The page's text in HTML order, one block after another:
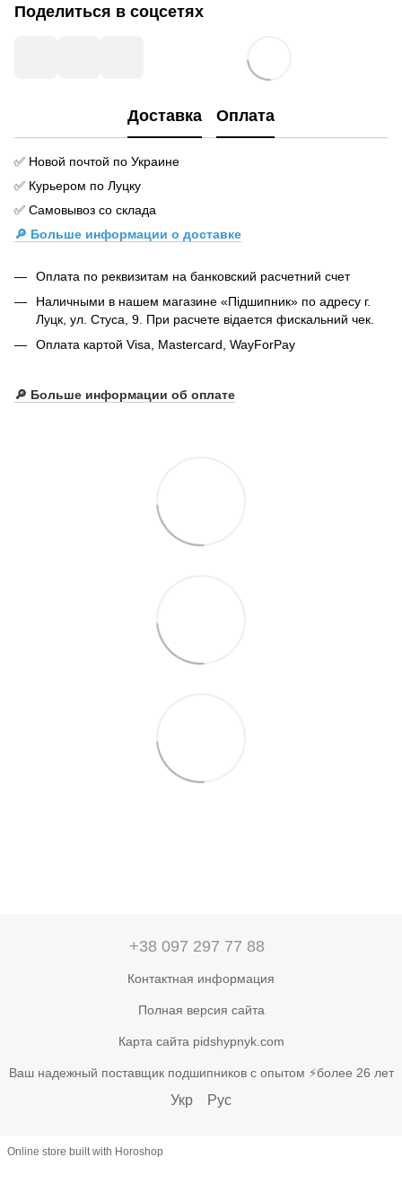
Поделиться в соцсетях
Доставка Оплата
✅ Новой почтой по Украине
✅ Курьером по Луцку
✅ Самовывоз со склада
🔎 Больше информации о доставке
Оплата по реквизитам на банковский расчетний счет
Наличными в нашем магазине «Підшипник» по адресу г.
Луцк, ул. Стуса, 9. При расчете відается фискальний чек.
Оплата картой Visa, Mastercard, WayForPay
🔎 Больше информации об оплате
+38 097 297 77 88
Контактная информация
Полная версия сайта
Карта сайта pidshypnyk.com
Ваш надежный поставщик подшипников с опытом ⚡более 26 лет
Укр Рус
Online store built with Horoshop